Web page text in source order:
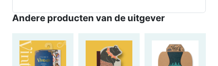
Andere producten van de uitgever